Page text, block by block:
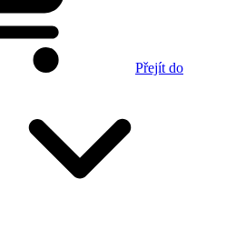
Přejít do